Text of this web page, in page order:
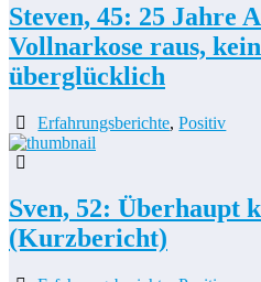
Steven, 45: 25 Jahre
Vollnarkose raus,
überglücklich
Erfahrungsberichte,Positiv
Sven, 52: Überhaupt
(Kurzbericht)